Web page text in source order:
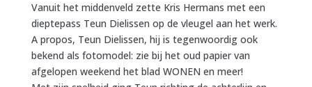
Vanuit het middenveld zette Kris Hermans met een
dieptepass Teun Dielissen op de vleugel aan het werk.
A propos, Teun Dielissen, hij is tegenwoordig ook
bekend als fotomodel: zie bij het oud papier van
afgelopen weekend het blad WONEN en meer!